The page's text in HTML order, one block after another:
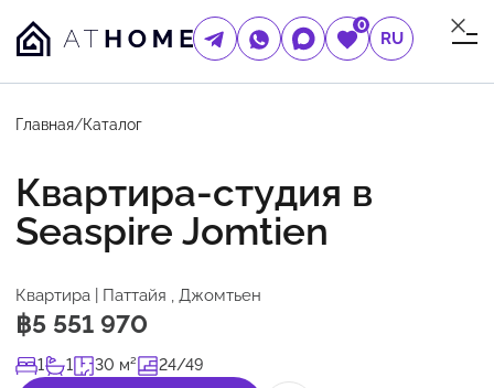
0
RU
Главная/Каталог
Квартира-студия в
Seaspire Jomtien
Квартира | Паттайя , Джомтьен
฿5 551 970
1 1 30 м² 24/49